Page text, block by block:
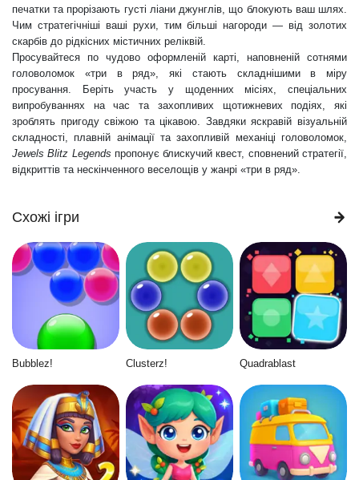
печатки та прорізають густі ліани джунглів, що блокують ваш шлях.
Чим стратегічніші ваші рухи, тим більші нагороди — від золотих
скарбів до рідкісних містичних реліквій.
Просувайтеся по чудово оформленій карті, наповненій сотнями
головоломок «три в ряд», які стають складнішими в міру
просування. Беріть участь у щоденних місіях, спеціальних
випробуваннях на час та захопливих щотижневих подіях, які
зроблять пригоду свіжою та цікавою. Завдяки яскравій візуальній
складності, плавній анімації та захопливій механіці головоломок,
Jewels Blitz Legends пропонує блискучий квест, сповнений стратегії,
відкриттів та нескінченного веселощів у жанрі «три в ряд».
Схожі ігри
Bubblez! Clusterz! Quadrablast